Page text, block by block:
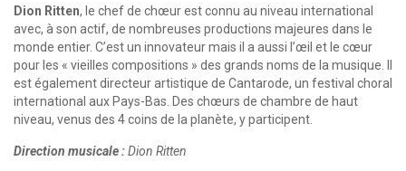
Dion Ritten, le chef de chœur est connu au niveau international
avec, à son actif, de nombreuses productions majeures dans le
monde entier. C’est un innovateur mais il a aussi l’œil et le cœur
pour les « vieilles compositions » des grands noms de la musique. Il
est également directeur artistique de Cantarode, un festival choral
international aux Pays-Bas. Des chœurs de chambre de haut
niveau, venus des 4 coins de la planète, y participent.
Direction musicale :Dion Ritten